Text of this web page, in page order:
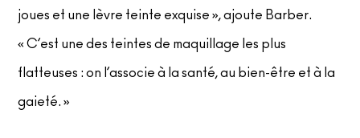
joues et une lèvre teinte exquise », ajoute Barber.
« C’est une des teintes de maquillage les plus
flatteuses : on l’associe à la santé, au bien-être et à la
gaieté. »